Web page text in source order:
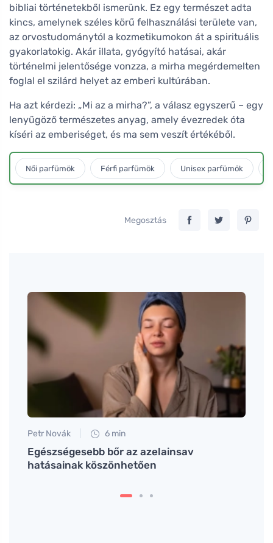
bibliai történetekből ismerünk. Ez egy természet adta
kincs, amelynek széles körű felhasználási területe van,
az orvostudománytól a kozmetikumokon át a spirituális
gyakorlatokig. Akár illata, gyógyító hatásai, akár
történelmi jelentősége vonzza, a mirha megérdemelten
foglal el szilárd helyet az emberi kultúrában.
Ha azt kérdezi: „Mi az a mirha?”, a válasz egyszerű – egy
lenyűgöző természetes anyag, amely évezredek óta
kíséri az emberiséget, és ma sem veszít értékéből.
Női parfümök Férfi parfümök Unisex parfümök
Megosztás
Petr Novák 6 min
Egészségesebb bőr az azelainsav
hatásainak köszönhetően